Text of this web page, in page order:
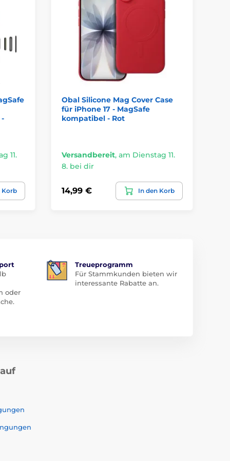
11.
Korb
Obal Silicone Mag Cover Case
für iPhone 17 - MagSafe
kompatibel - Rot
Versandbereit, am Dienstag 11.
8. bei dir
14,99 € In den Korb
oder
Treueprogramm
Für Stammkunden bieten wir
interessante Rabatte an.